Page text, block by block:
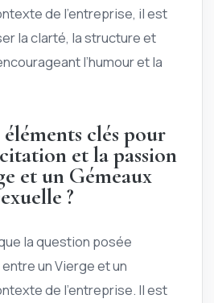
de l’entreprise, il est
la clarté, la structure et
l’humour et la
clés pour
et la passion
et un Gémeaux
?
la question posée
un Vierge et un
de l’entreprise. Il est